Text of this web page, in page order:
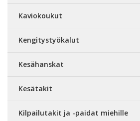
Kaviokoukut
Kengitystyökalut
Kesähanskat
Kesätakit
Kilpailutakit ja -paidat miehille